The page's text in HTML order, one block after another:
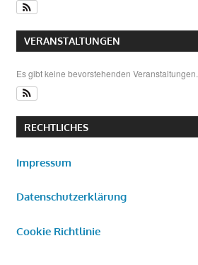
VERANSTALTUNGEN
Es gibt keine bevorstehenden Veranstaltungen.
RECHTLICHES
Impressum
Datenschutzerklärung
Cookie Richtlinie